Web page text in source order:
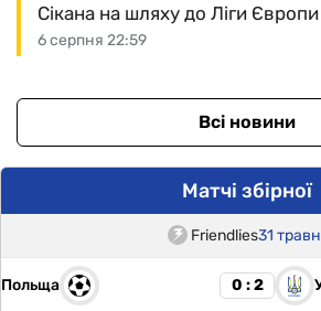
6 серпня 22:59
Сікана на шляху до Ліги Європи
Всі новини
Матчі збірної
Friendlies31
Польща 0 : 2